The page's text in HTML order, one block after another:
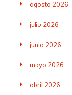
agosto 2026
julio 2026
junio 2026
mayo 2026
abril 2026